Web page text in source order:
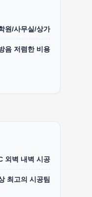
원/사무실/상가
음 저렴한 비용
외벽 내벽 시공
최고의 시공팀